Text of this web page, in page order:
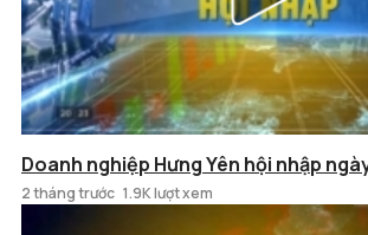
Doanh nghiệp Hưng Yên hội nhập
2 tháng trước 1.9K lượt xem